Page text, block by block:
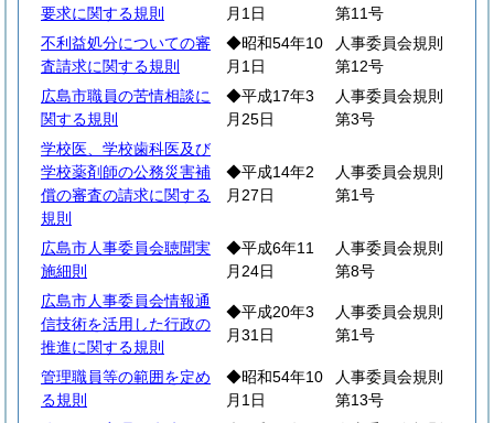
要求に関する規則
月1日
第11号
不利益処分についての審
査請求に関する規則
◆昭和54年10
月1日
人事委員会規則
第12号
広島市職員の苦情相談に
関する規則
◆平成17年3
月25日
人事委員会規則
第3号
学校医、学校歯科医及び
学校薬剤師の公務災害補
償の審査の請求に関する
規則
◆平成14年2
月27日
人事委員会規則
第1号
広島市人事委員会聴聞実
施細則
◆平成6年11
月24日
人事委員会規則
第8号
広島市人事委員会情報通
信技術を活用した行政の
推進に関する規則
◆平成20年3
月31日
人事委員会規則
第1号
管理職員等の範囲を定め
る規則
◆昭和54年10
月1日
人事委員会規則
第13号